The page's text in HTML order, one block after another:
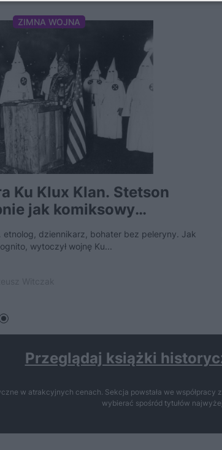
ZIMNA WOJNA
Ku Klux Klan. Stetson
jak komiksowy
dziennikarz, bohater bez peleryny. Jak
wytoczył wojnę Ku...
Przeglądaj książki
w atrakcyjnych cenach. Sekcja powstała we
wybierać spośród tytułów